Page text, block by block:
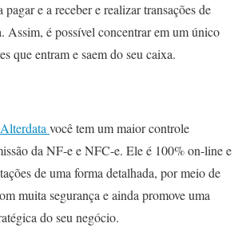
pagar e a receber e realizar transações de
Assim, é possível concentrar em um único
que entram e saem do seu caixa.
você tem um maior controle
da NF-e e NFC-e. Ele é 100% on-line e
de uma forma detalhada, por meio de
muita segurança e ainda promove uma
do seu negócio.